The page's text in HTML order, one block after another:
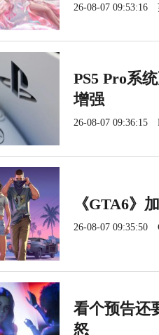
26-08-07 09:53:16
PS5 Pro系
增强
26-08-07 09:36:15
《GTA6》
26-08-07 09:35:50
看个预告还
怒